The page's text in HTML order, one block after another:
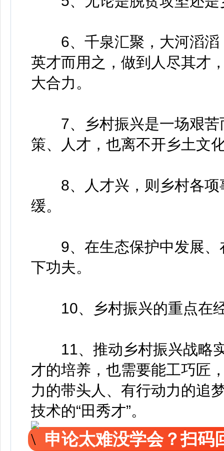
6、千泉汇聚，大河滔滔
英才而用之，做到人尽其才
大合力。
7、乡村振兴是一场艰苦
策、人才，也离不开乡土文
8、人才兴，则乡村各项
缓。
9、在生态保护中发展、
下功夫。
10、乡村振兴的重点在经
11、推动乡村振兴战略实
才的培养，也需要能工巧匠
力的带头人、有行动力的追
技术的“田秀才”。
申论太难没学会？扫码